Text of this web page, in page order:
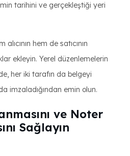
tarihini ve gerçekleştiği yeri
alıcının hem de satıcının
ekleyin. Yerel düzenlemelerin
her iki tarafın da belgeyi
imzaladığından emin olun.
ve Noter
Sağlayın